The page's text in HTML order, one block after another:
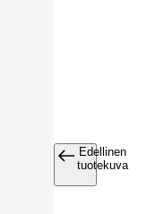
Edellinen
tuotekuva